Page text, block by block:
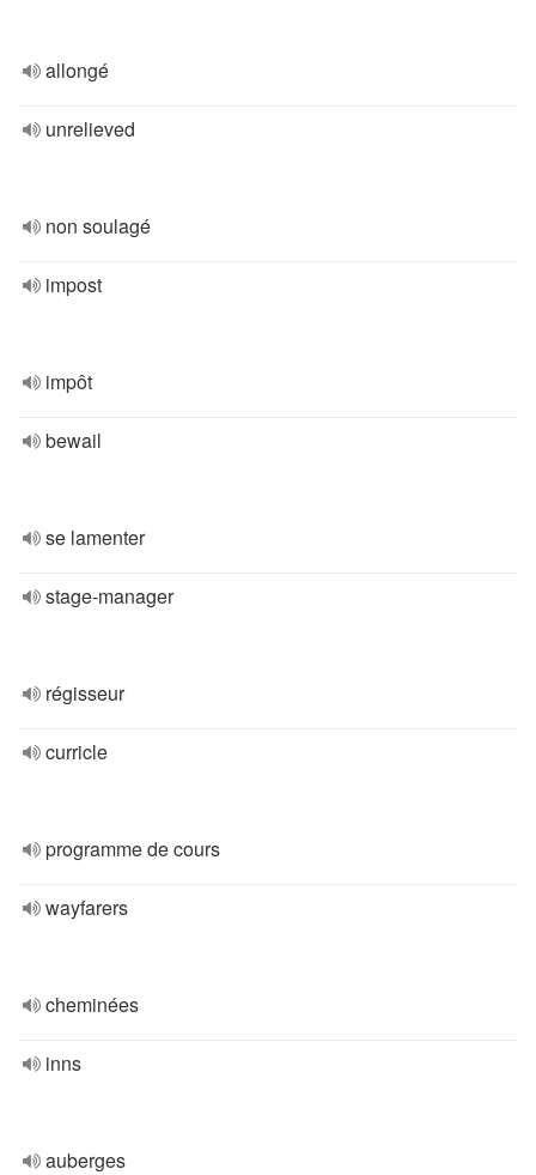
allongé
unrelieved
non soulagé
impost
impôt
bewail
se lamenter
stage-manager
régisseur
curricle
programme de cours
wayfarers
cheminées
inns
auberges